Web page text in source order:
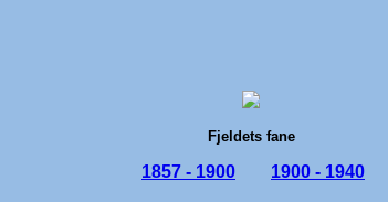
Fjeldets fane
1857 - 1900
1900 - 1940